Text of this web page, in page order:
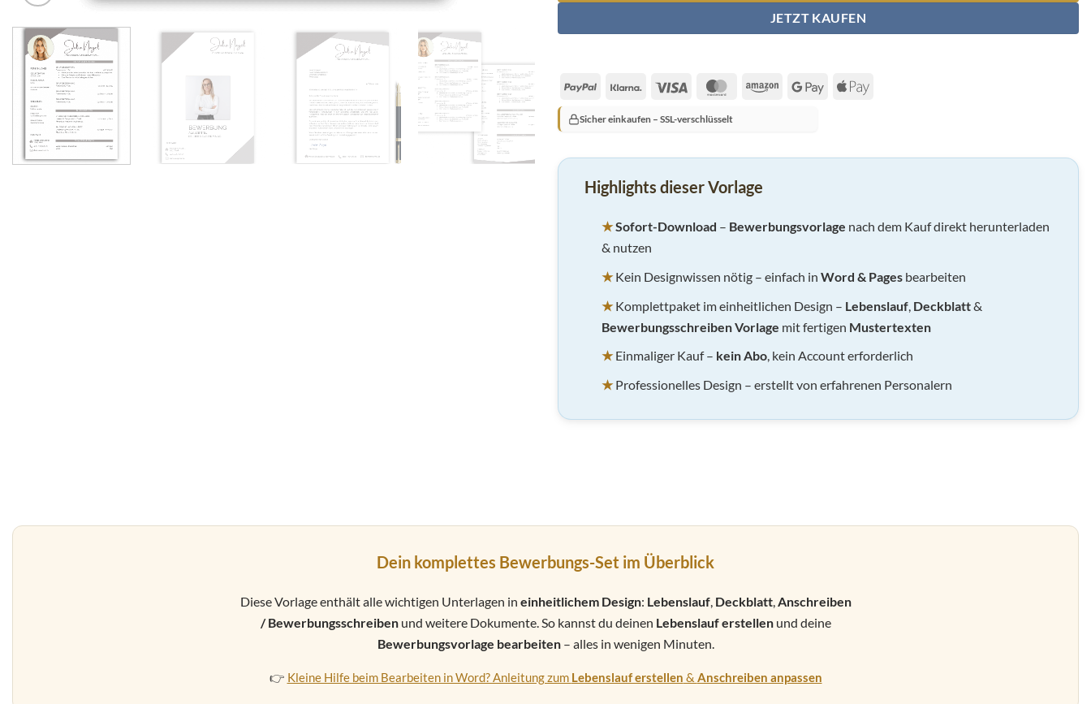
JETZT KAUFEN
PayPal Klarna Visa MasterCardAmazonGoogle Apple
Sicher einkaufen – SSL-verschlüsselt
Highlights dieser Vorlage
★Sofort-Download – Bewerbungsvorlage nach dem Kauf direkt herunterladen
& nutzen
★Kein Designwissen nötig – einfach in Word & Pagesbearbeiten
★Komplettpaket im einheitlichen Design – Lebenslauf, Deckblatt&
Bewerbungsschreiben Vorlage mit fertigen Mustertexten
★Einmaliger Kauf – kein Abo, kein Account erforderlich
★Professionelles Design – erstellt von erfahrenen Personalern
Dein komplettes Bewerbungs-Set im Überblick
Diese Vorlage enthält alle wichtigen Unterlagen in einheitlichem Design: Lebenslauf, Deckblatt,Anschreiben
/ Bewerbungsschreibenund weitere Dokumente. So kannst du deinen Lebenslauf erstellenund deine
Bewerbungsvorlage bearbeiten– alles in wenigen Minuten.
👉 Kleine Hilfe beim Bearbeiten in Word? Anleitung zum Lebenslauf erstellen & Anschreiben anpassen